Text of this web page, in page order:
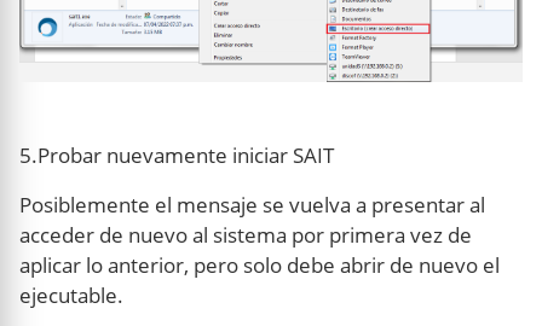
5.Probar nuevamente iniciar SAIT
Posiblemente el mensaje se vuelva a presentar al
acceder de nuevo al sistema por primera vez de
aplicar lo anterior, pero solo debe abrir de nuevo el
ejecutable.